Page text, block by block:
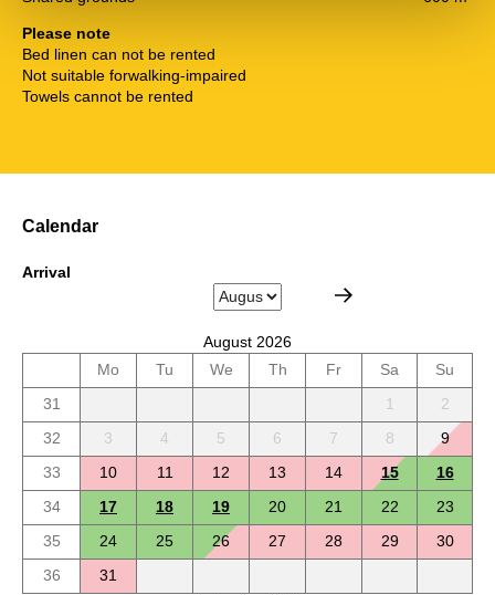
Please note
Bed linen can not be rented
Not suitable forwalking-impaired
Towels cannot be rented
Calendar
Arrival
August 2026
Mo
Tu We Th Fr Sa
Su
31
1
2
32
3 4 5 6 7 8
9
33
10 11 12 13 14 15
16
34
17 18 19 20 21 22
23
35
24 25 26 27 28 29
30
36
31